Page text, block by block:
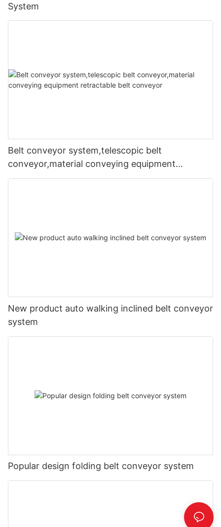
System
Belt conveyor system,telescopic belt
conveyor,material conveying equipment
retractable belt conveyor
New product auto walking inclined belt conveyor
system
Popular design folding belt conveyor system